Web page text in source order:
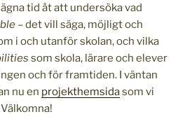
tid åt att undersöka vad
– det vill säga, möjligt och
i och utanför skolan, och vilka
som skola, lärare och elever
och för framtiden. I väntan
nu en projekthemsidasom vi